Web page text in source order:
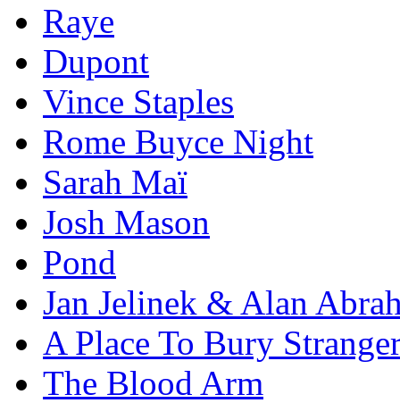
Raye
Dupont
Vince Staples
Rome Buyce Night
Sarah Maï
Josh Mason
Pond
Jan Jelinek & Alan
A Place To Bury
The Blood Arm